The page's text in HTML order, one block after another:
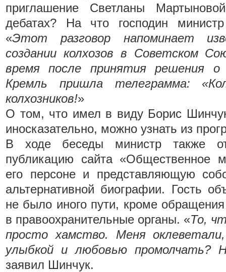
приглашение Светланы
дебатах? На что господин
«Этот разговор напоминает
создании колхозов в Советском
время после принятия решения о
Кремль пришла телеграмма:
колхозников!»
О том, что имел в виду Борис
иносказательно, можно узнать из
В ходе беседы министр также
публикацию сайта «Общественное
его персоне и представляющую
альтернативной биографии. Гость
не было иного пути, кроме
в правоохранительные органы. «То,
просто хамство. Меня
улыбкой и любовью промолчать?
заявил Шинчук.